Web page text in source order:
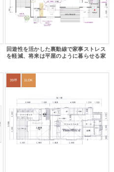
回遊性を活かした裏動線で家事ストレス
を軽減、将来は平屋のように暮らせる家
39坪 1LDK